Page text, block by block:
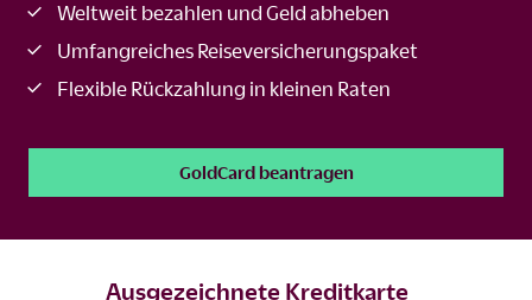
Weltweit bezahlen und Geld abheben
Umfangreiches Reiseversicherungspaket
Flexible Rückzahlung in kleinen Raten
GoldCard beantragen
Ausgezeichnete Kreditkarte